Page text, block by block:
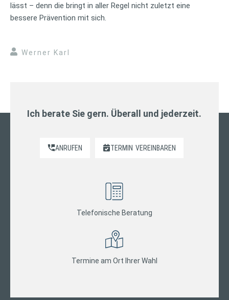
lässt – denn die bringt in aller Regel nicht zuletzt eine
bessere Prävention mit sich.
Werner Karl
Ich berate Sie gern. Überall und jederzeit.
ANRUFEN TERMIN VEREINBAREN
Telefonische Beratung
Termine am Ort Ihrer Wahl